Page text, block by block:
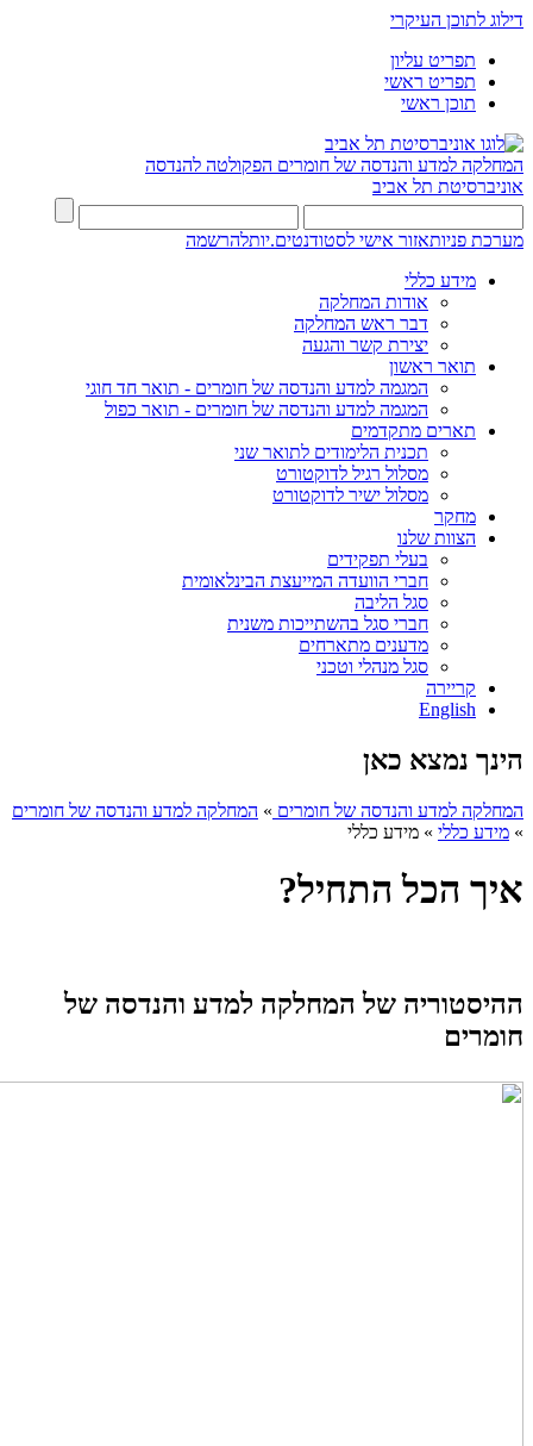
דילוג לתוכן העיקרי
תפריט עליון
תפריט ראשי
תוכן ראשי
המחלקה למדע והנדסה של חומרים הפקולטה להנדסה
אוניברסיטת תל אביב
מערכת פניותאזור אישי לסטודנטים.יותלהרשמה
מידע כללי
אודות המחלקה
דבר ראש המחלקה
יצירת קשר והגעה
תואר ראשון
המגמה למדע והנדסה של חומרים - תואר חד חוגי
המגמה למדע והנדסה של חומרים - תואר כפול
תארים מתקדמים
תכנית הלימודים לתואר שני
מסלול רגיל לדוקטורט
מסלול ישיר לדוקטורט
מחקר
הצוות שלנו
בעלי תפקידים
חברי הוועדה המייעצת הבינלאומית
סגל הליבה
חברי סגל בהשתייכות משנית
מדענים מתארחים
סגל מנהלי וטכני
קריירה
English
הינך נמצא כאן
המחלקה למדע והנדסה של חומרים » המחלקה למדע והנדסה של חומרים
» מידע כללי » מידע כללי
איך הכל התחיל?
ההיסטוריה של המחלקה למדע והנדסה של
חומרים